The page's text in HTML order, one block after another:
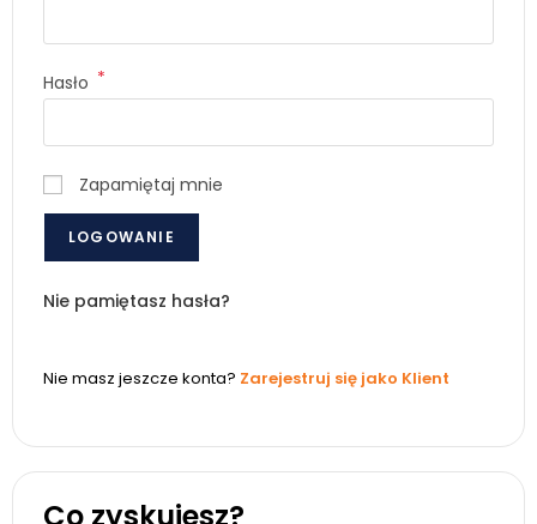
Hasło *
Zapamiętaj mnie
LOGOWANIE
Nie pamiętasz hasła?
Nie masz jeszcze konta? Zarejestruj się jako Klient